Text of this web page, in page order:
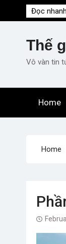
to
Đọc nhanh
Thế
Vô vàn tin
Home
Home